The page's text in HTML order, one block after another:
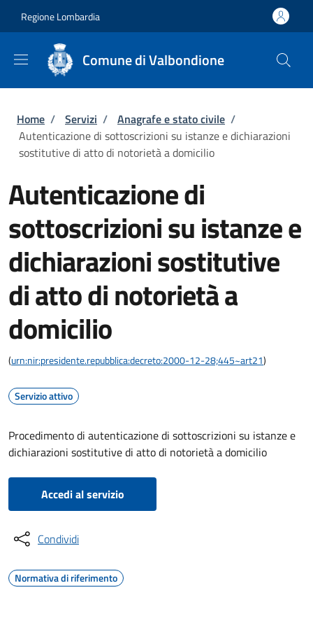
Regione Lombardia
Comune di Valbondione
Briciole di pane
Home / Servizi / Anagrafe e stato civile /
Autenticazione di sottoscrizioni su istanze e dichiarazioni
sostitutive di atto di notorietà a domicilio
Autenticazione di
sottoscrizioni su istanze e
dichiarazioni sostitutive
di atto di notorietà a
domicilio
(urn:nir:presidente.repubblica:decreto:2000-12-28;445~art21)
Servizio attivo
Procedimento di autenticazione di sottoscrizioni su istanze e
dichiarazioni sostitutive di atto di notorietà a domicilio
Accedi al servizio
Condividi
Normativa di riferimento